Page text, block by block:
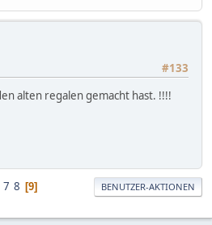
#133
alten regalen gemacht hast. !!!!
7 8 9 BENUTZER-AKTIONEN